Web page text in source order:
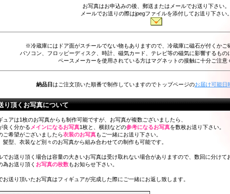
お写真はお申込みの後、郵送またはメールでお送り下さい。
メールでお送りの際はjpegファイルを添付してお送り下さい。
※冷蔵庫にはドア面がスチールでない物もありますので、冷蔵庫に磁石が付くかご
パソコン、フロッピーディスク、時計、磁気カード、テレビ等の磁気に影響するもの
ペースメーカーを使用されている方はマグネットの接触に十分ご注意
納品日はご注文頂いた順番で制作していますのでトップページのお届け可能日
り頂くお写真について
ュアは1枚のお写真からも制作可能ですが、お写真が複数ございましたら、
良く分かる メインになるお写真1枚と、横顔などの参考になるお写真を数枚お送り下さい。
ご希望がございましたら衣装のお写真もご一緒にお送り下さい。
髪型、衣装など別々のお写真から組み合わせての制作も可能です。
でお送り頂く場合は容量の大きいお写真は受け取れない場合がありますので、数回に分けて
為お送り頂く お写真の枚数もお知らせ下さい。
お送り頂いたお写真はフィギュアが完成した際にご一緒にお返し致します。